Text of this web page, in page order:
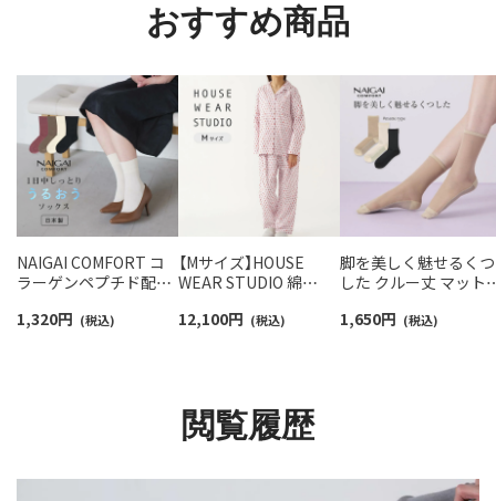
おすすめ商品
NAIGAI COMFORT コ
ラーゲンペプチド配合
ム クルー丈 ソックス
1,320円 (税込)
【Mサイズ】HOUSE
WEAR STUDIO 綿
プリント レインドロッ
12,100円 (税込)
脚を美しく魅せるくつ
した クルー丈 マット
COMFORT レディース
1,650円 (税込)
閲覧履歴